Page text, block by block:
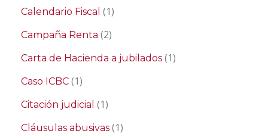
Calendario Fiscal (1)
Campaña Renta (2)
Carta de Hacienda a jubilados (1)
Caso ICBC (1)
Citación judicial (1)
Cláusulas abusivas (1)